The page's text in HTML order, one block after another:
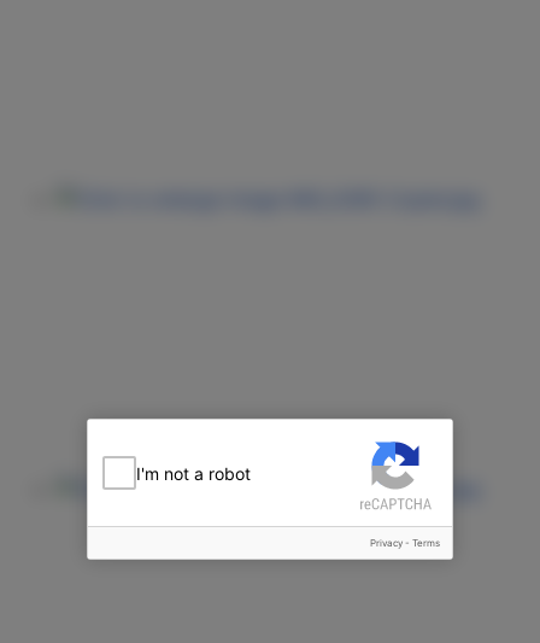
I'm not a robot
Privacy - Terms